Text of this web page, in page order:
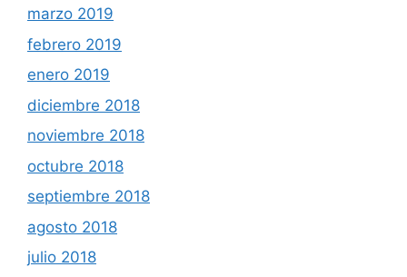
marzo 2019
febrero 2019
enero 2019
diciembre 2018
noviembre 2018
octubre 2018
septiembre 2018
agosto 2018
julio 2018